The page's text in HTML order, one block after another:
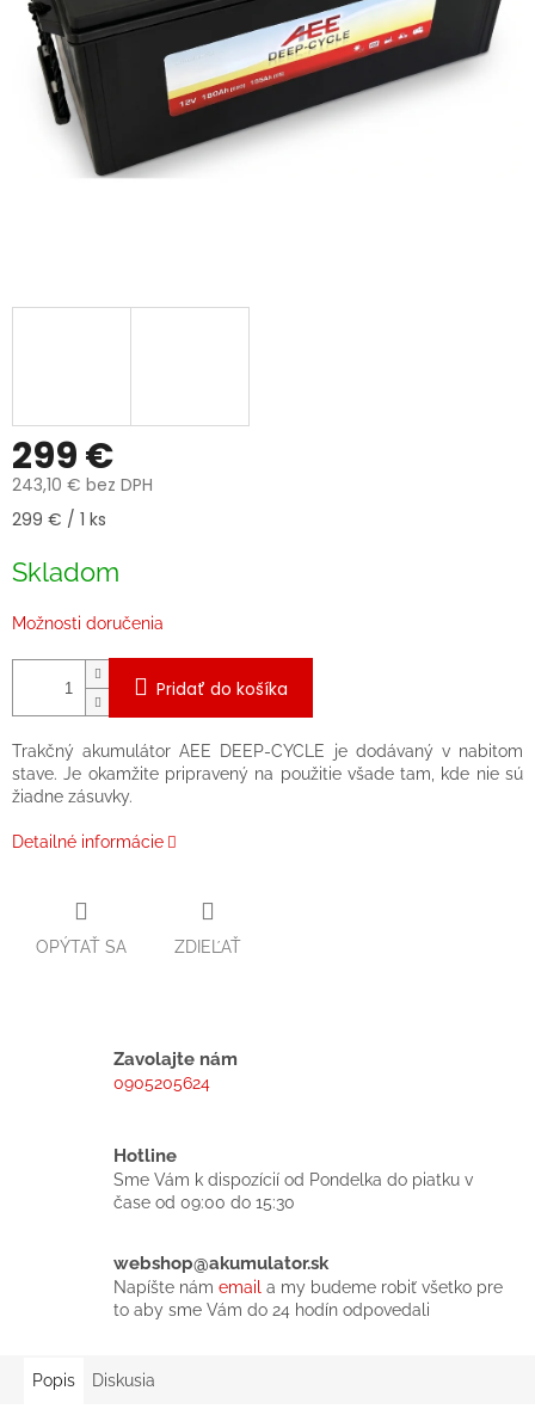
299 €
243,10 € bez DPH
Jednotková
299 € / 1 ks
Skladom
Možnosti doručenia
Pridať do košíka
Trakčný akumulátor AEE DEEP-CYCLE je dodávaný v nabitom
stave. Je okamžite pripravený na použitie všade tam, kde nie sú
žiadne zásuvky.
Detailné informácie
OPÝTAŤ SA ZDIEĽAŤ
Zavolajte nám
0905205624
Hotline
Sme Vám k dispozícií od Pondelka do piatku v
čase od 09:00 do 15:30
webshop@akumulator.sk
Napíšte nám email a my budeme robiť všetko pre
to aby sme Vám do 24 hodín odpovedali
Popis Diskusia